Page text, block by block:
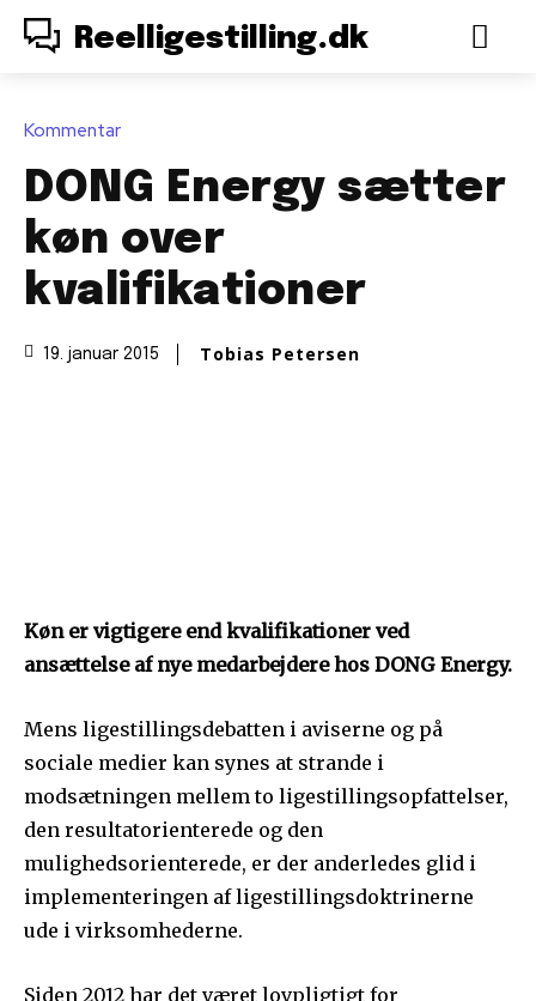
Reelligestilling.dk
Kommentar
DONG Energy sætter
køn over
kvalifikationer
19. januar 2015 Tobias Petersen
Køn er vigtigere end kvalifikationer ved
ansættelse af nye medarbejdere hos DONG Energy.
Mens ligestillingsdebatten i aviserne og på
sociale medier kan synes at strande i
modsætningen mellem to ligestillingsopfattelser,
den resultatorienterede og den
mulighedsorienterede, er der anderledes glid i
implementeringen af ligestillingsdoktrinerne
ude i virksomhederne.
Siden 2012 har det været lovpligtigt for